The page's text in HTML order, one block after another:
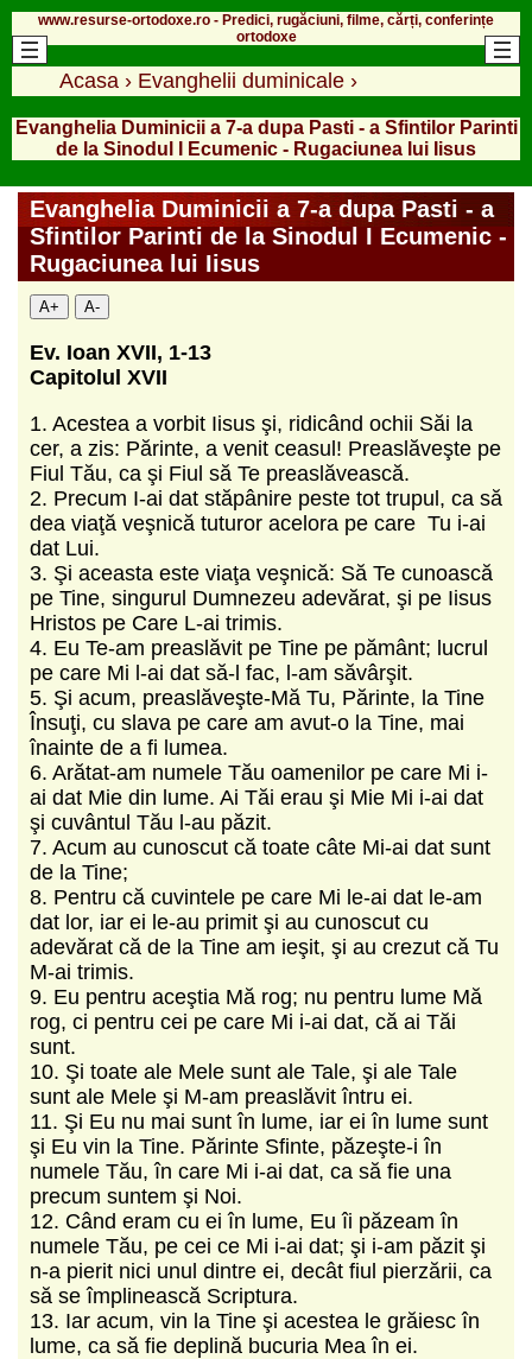
www.resurse-ortodoxe.ro - Predici, rugăciuni, filme, cărți, conferințe
ortodoxe
Acasa › Evanghelii duminicale ›
Evanghelia Duminicii a 7-a dupa Pasti - a Sfintilor Parinti
de la Sinodul I Ecumenic - Rugaciunea lui Iisus
Evanghelia Duminicii a 7-a dupa Pasti - a
Sfintilor Parinti de la Sinodul I Ecumenic -
Rugaciunea lui Iisus
A+ A-
Ev. Ioan XVII, 1-13
Capitolul XVII
1. Acestea a vorbit Iisus şi, ridicând ochii Săi la
cer, a zis: Părinte, a venit ceasul! Preaslăveşte pe
Fiul Tău, ca şi Fiul să Te preaslăvească.
2. Precum I-ai dat stăpânire peste tot trupul, ca să
dea viaţă veşnică tuturor acelora pe care Tu i-ai
dat Lui.
3. Şi aceasta este viaţa veşnică: Să Te cunoască
pe Tine, singurul Dumnezeu adevărat, şi pe Iisus
Hristos pe Care L-ai trimis.
4. Eu Te-am preaslăvit pe Tine pe pământ; lucrul
pe care Mi l-ai dat să-l fac, l-am săvârşit.
5. Şi acum, preaslăveşte-Mă Tu, Părinte, la Tine
Însuţi, cu slava pe care am avut-o la Tine, mai
înainte de a fi lumea.
6. Arătat-am numele Tău oamenilor pe care Mi i-
ai dat Mie din lume. Ai Tăi erau şi Mie Mi i-ai dat
şi cuvântul Tău l-au păzit.
7. Acum au cunoscut că toate câte Mi-ai dat sunt
de la Tine;
8. Pentru că cuvintele pe care Mi le-ai dat le-am
dat lor, iar ei le-au primit şi au cunoscut cu
adevărat că de la Tine am ieşit, şi au crezut că Tu
M-ai trimis.
9. Eu pentru aceştia Mă rog; nu pentru lume Mă
rog, ci pentru cei pe care Mi i-ai dat, că ai Tăi
sunt.
10. Şi toate ale Mele sunt ale Tale, şi ale Tale
sunt ale Mele şi M-am preaslăvit întru ei.
11. Şi Eu nu mai sunt în lume, iar ei în lume sunt
şi Eu vin la Tine. Părinte Sfinte, păzeşte-i în
numele Tău, în care Mi i-ai dat, ca să fie una
precum suntem şi Noi.
12. Când eram cu ei în lume, Eu îi păzeam în
numele Tău, pe cei ce Mi i-ai dat; şi i-am păzit şi
n-a pierit nici unul dintre ei, decât fiul pierzării, ca
să se împlinească Scriptura.
13. Iar acum, vin la Tine şi acestea le grăiesc în
lume, ca să fie deplină bucuria Mea în ei.